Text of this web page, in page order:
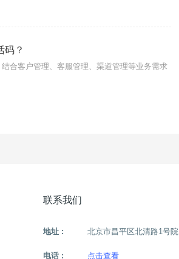
加客服自动建群功能，您只需简单操作即可实
码？
合客户管理、客服管理、渠道管理等业务需求
联系我们
地址 : 北京市昌平区北清路1号院
电话 : 点击查看